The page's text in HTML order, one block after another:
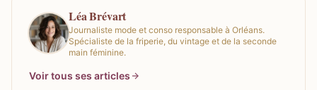
Léa Brévart
Journaliste mode et conso responsable à Orléans.
Spécialiste de la friperie, du vintage et de la seconde
main féminine.
Voir tous ses articles